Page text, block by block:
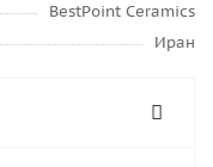
BestPoint Ceramics
Иран